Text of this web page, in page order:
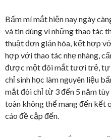
Bấm mí mắt hiện nay ngày
và tin dùng vì những thao tác
thuật đơn giản hóa, kết hợp
hợp với thao tác nhẹ nhàng,
được một đôi mắt tươi trẻ, tự
chỉ sinh học làm nguyên liệu
mắt đôi chỉ từ 3 đến 5 năm
toàn không thể mang đến kết
cáo đề cập đến.